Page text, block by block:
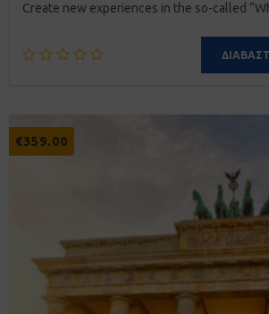
Create new experiences in the so-called
€359.00